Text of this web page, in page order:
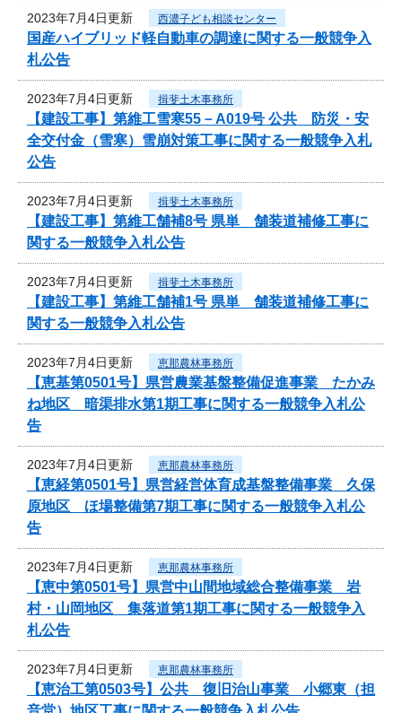
2023年7月4日更新 西濃子ども相談センター
国産ハイブリッド軽自動車の調達に関する一般競争入
札公告
2023年7月4日更新 揖斐土木事務所
【建設工事】第維工雪寒55－A019号 公共 防災・安
全交付金（雪寒）雪崩対策工事に関する一般競争入札
公告
2023年7月4日更新 揖斐土木事務所
【建設工事】第維工舗補8号 県単 舗装道補修工事に
関する一般競争入札公告
2023年7月4日更新 揖斐土木事務所
【建設工事】第維工舗補1号 県単 舗装道補修工事に
関する一般競争入札公告
2023年7月4日更新 恵那農林事務所
【恵基第0501号】県営農業基盤整備促進事業 たかみ
ね地区 暗渠排水第1期工事に関する一般競争入札公
告
2023年7月4日更新 恵那農林事務所
【恵経第0501号】県営経営体育成基盤整備事業 久保
原地区 ほ場整備第7期工事に関する一般競争入札公
告
2023年7月4日更新 恵那農林事務所
【恵中第0501号】県営中山間地域総合整備事業 岩
村・山岡地区 集落道第1期工事に関する一般競争入
札公告
2023年7月4日更新 恵那農林事務所
【恵治工第0503号】公共 復旧治山事業 小郷東（担